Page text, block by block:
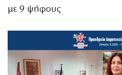
με 9 ψήφους